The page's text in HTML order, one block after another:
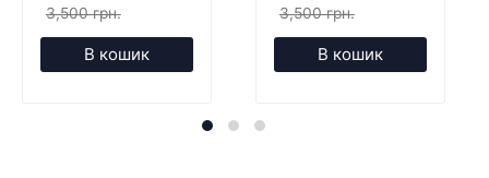
3,500 грн.
В кошик
3,500 грн.
В кошик